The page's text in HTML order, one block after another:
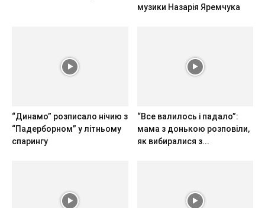
музики Назарія Яремчука
“Динамо” розписало нічию з
“Падерборном” у літньому
спарингу
“Все валилось і падало”:
мама з донькою розповіли,
як вибиралися з...